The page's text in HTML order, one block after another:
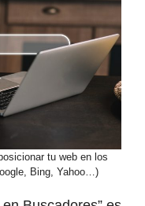
tu web en los
Bing, Yahoo…)